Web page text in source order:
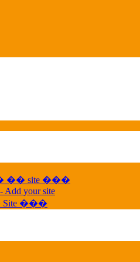
�� site ���
Add your site
���